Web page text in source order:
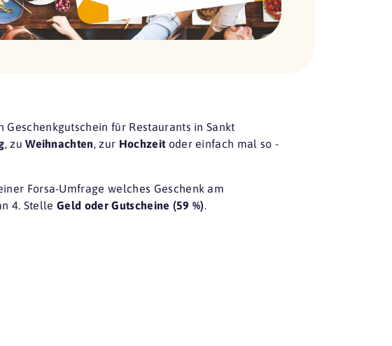
Geschenkgutschein für Restaurants in Sankt
, zuWeihnachten, zur Hochzeitoder einfach mal so -
Forsa-Umfrage welches Geschenk am
4. StelleGeld oder Gutscheine (59 %).